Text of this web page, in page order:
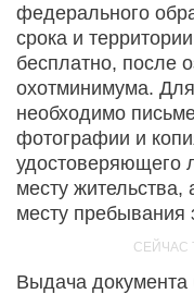
федерального
срока и
бесплатно, после
охотминимума.
необходимо
фотографии и
удостоверяющего
месту жительства,
месту пребывания
Выдача документа